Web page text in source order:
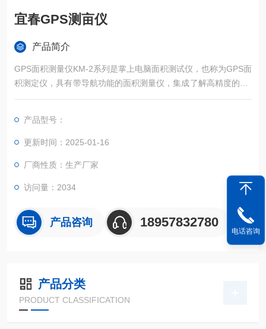
宜春GPS测亩仪
产品简介
GPS面积测量仪KM-2系列是掌上电脑面积测试仪，也称为GPS面
积测定仪，具有带导航功能的面积测量仪，集成了解高精度的GP
S定位系统、精确的面积计算方法和智能化的掌上电脑系统，能
产品型号：
更新时间：2025-01-16
厂商性质：生产厂家
访问量：2034
产品咨询 18957832780
产品分类
PRODUCT CLASSIFICATION
电话咨询